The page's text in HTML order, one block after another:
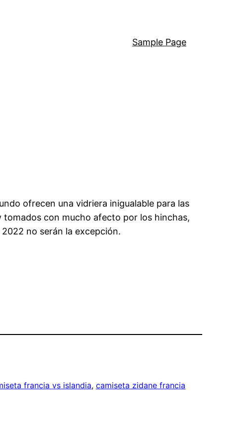
Sample Page
ofrecen una vidriera inigualable para las
tomados con mucho afecto por los hinchas,
no serán la excepción.
francia vs islandia, camiseta zidane francia